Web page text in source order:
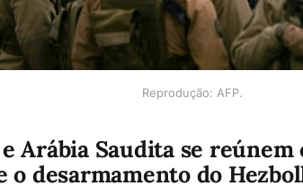
Reprodução: AFP.
e Arábia Saudita se
o desarmamento do